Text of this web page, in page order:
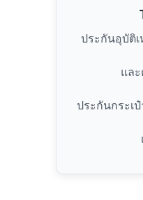
ประกันอุบัติเ
และ
ประกันกระเ